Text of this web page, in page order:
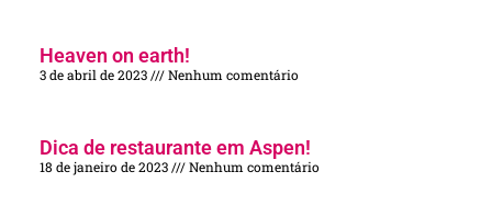
Heaven on earth!
3 de abril de 2023 Nenhum comentário
Dica de restaurante em Aspen!
18 de janeiro de 2023 Nenhum comentário